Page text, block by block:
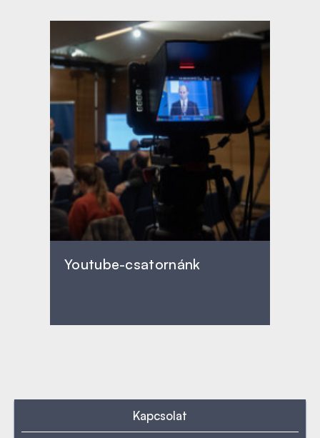
Youtube-csatornánk
Kapcsolat